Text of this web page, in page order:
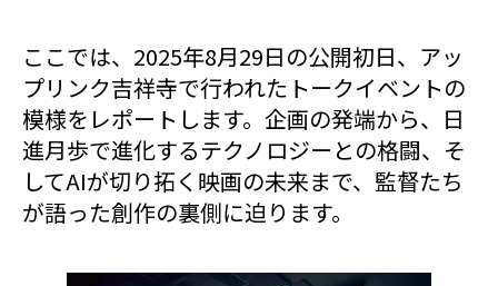
ここでは、2025年8月29日の公開初日、アッ
プリンク吉祥寺で行われたトークイベントの
模様をレポートします。企画の発端から、日
進月歩で進化するテクノロジーとの格闘、そ
してAIが切り拓く映画の未来まで、監督たち
が語った創作の裏側に迫ります。